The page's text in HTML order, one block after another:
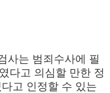
사는 범죄수사에 필
다고 의심할 만한 정
고 인정할 수 있는